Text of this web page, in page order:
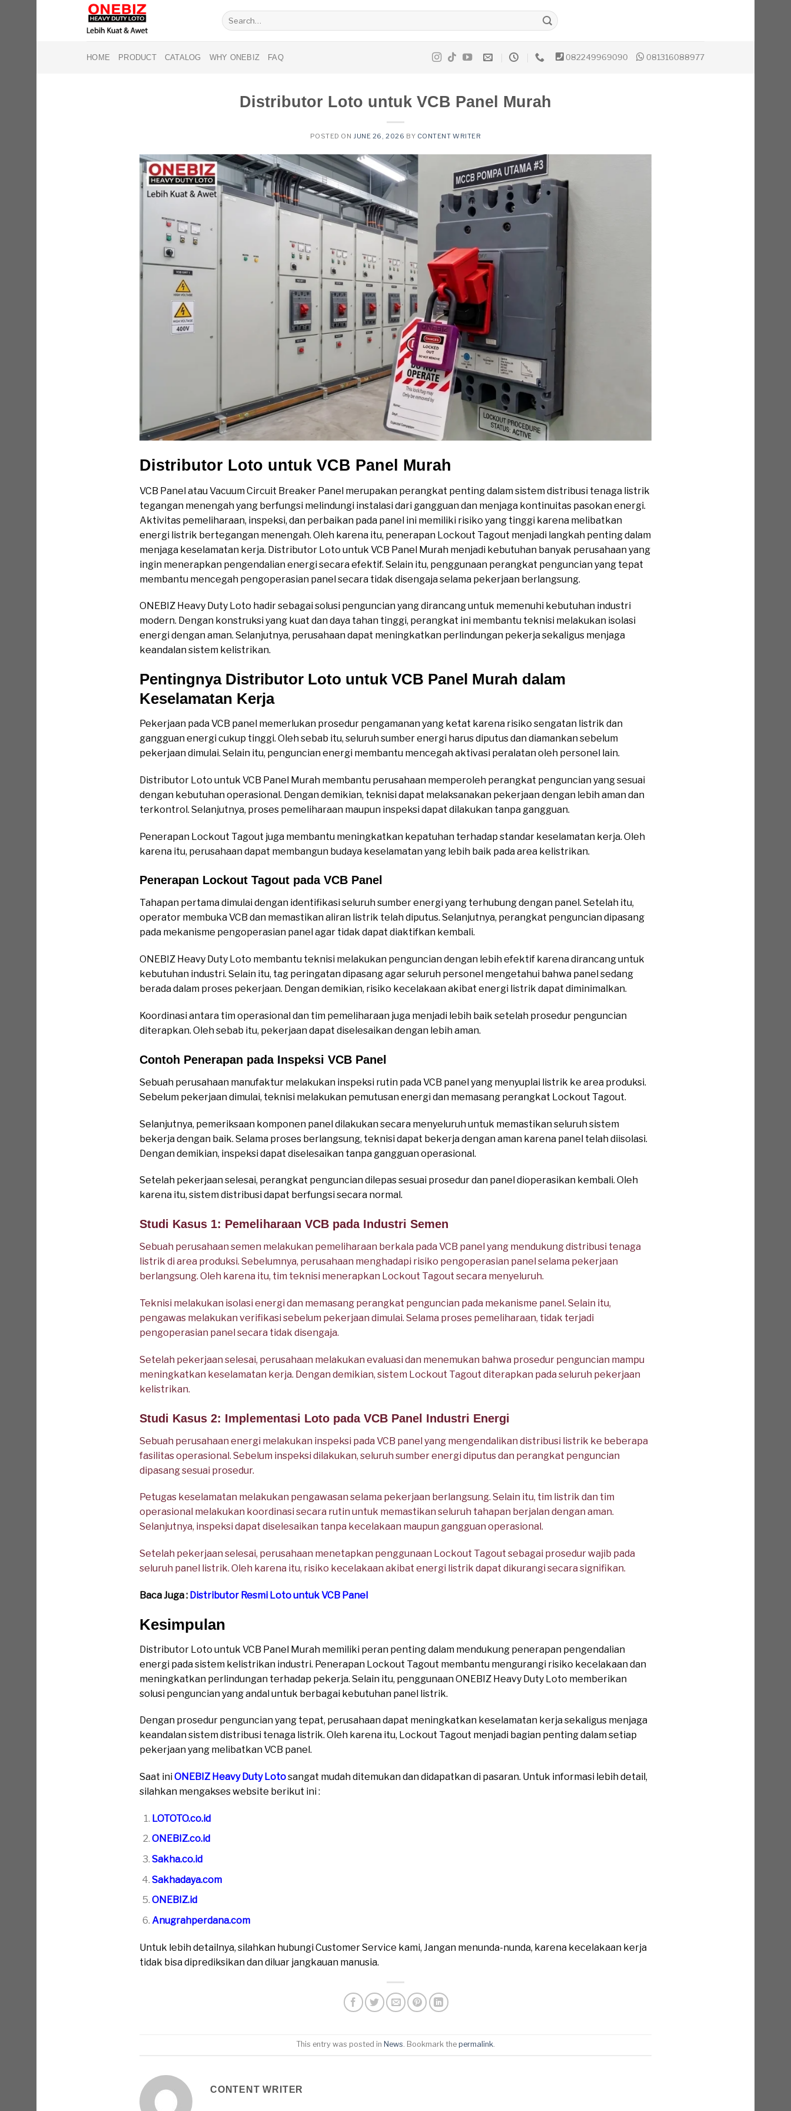
Search
for:
HOME PRODUCT CATALOG WHY ONEBIZ FAQ 082249969090 081316088977
Distributor Loto untuk VCB Panel Murah
POSTED ON JUNE 26, 2026 BY CONTENT WRITER
Distributor Loto untuk VCB Panel Murah
VCB Panel atau Vacuum Circuit Breaker Panel merupakan perangkat penting dalam sistem distribusi tenaga listrik
tegangan menengah yang berfungsi melindungi instalasi dari gangguan dan menjaga kontinuitas pasokan energi.
Aktivitas pemeliharaan, inspeksi, dan perbaikan pada panel ini memiliki risiko yang tinggi karena melibatkan
energi listrik bertegangan menengah. Oleh karena itu, penerapan Lockout Tagout menjadi langkah penting dalam
menjaga keselamatan kerja. Distributor Loto untuk VCB Panel Murah menjadi kebutuhan banyak perusahaan yang
ingin menerapkan pengendalian energi secara efektif. Selain itu, penggunaan perangkat penguncian yang tepat
membantu mencegah pengoperasian panel secara tidak disengaja selama pekerjaan berlangsung.
ONEBIZ Heavy Duty Loto hadir sebagai solusi penguncian yang dirancang untuk memenuhi kebutuhan industri
modern. Dengan konstruksi yang kuat dan daya tahan tinggi, perangkat ini membantu teknisi melakukan isolasi
energi dengan aman. Selanjutnya, perusahaan dapat meningkatkan perlindungan pekerja sekaligus menjaga
keandalan sistem kelistrikan.
Pentingnya Distributor Loto untuk VCB Panel Murah dalam
Keselamatan Kerja
Pekerjaan pada VCB panel memerlukan prosedur pengamanan yang ketat karena risiko sengatan listrik dan
gangguan energi cukup tinggi. Oleh sebab itu, seluruh sumber energi harus diputus dan diamankan sebelum
pekerjaan dimulai. Selain itu, penguncian energi membantu mencegah aktivasi peralatan oleh personel lain.
Distributor Loto untuk VCB Panel Murah membantu perusahaan memperoleh perangkat penguncian yang sesuai
dengan kebutuhan operasional. Dengan demikian, teknisi dapat melaksanakan pekerjaan dengan lebih aman dan
terkontrol. Selanjutnya, proses pemeliharaan maupun inspeksi dapat dilakukan tanpa gangguan.
Penerapan Lockout Tagout juga membantu meningkatkan kepatuhan terhadap standar keselamatan kerja. Oleh
karena itu, perusahaan dapat membangun budaya keselamatan yang lebih baik pada area kelistrikan.
Penerapan Lockout Tagout pada VCB Panel
Tahapan pertama dimulai dengan identifikasi seluruh sumber energi yang terhubung dengan panel. Setelah itu,
operator membuka VCB dan memastikan aliran listrik telah diputus. Selanjutnya, perangkat penguncian dipasang
pada mekanisme pengoperasian panel agar tidak dapat diaktifkan kembali.
ONEBIZ Heavy Duty Loto membantu teknisi melakukan penguncian dengan lebih efektif karena dirancang untuk
kebutuhan industri. Selain itu, tag peringatan dipasang agar seluruh personel mengetahui bahwa panel sedang
berada dalam proses pekerjaan. Dengan demikian, risiko kecelakaan akibat energi listrik dapat diminimalkan.
Koordinasi antara tim operasional dan tim pemeliharaan juga menjadi lebih baik setelah prosedur penguncian
diterapkan. Oleh sebab itu, pekerjaan dapat diselesaikan dengan lebih aman.
Contoh Penerapan pada Inspeksi VCB Panel
Sebuah perusahaan manufaktur melakukan inspeksi rutin pada VCB panel yang menyuplai listrik ke area produksi.
Sebelum pekerjaan dimulai, teknisi melakukan pemutusan energi dan memasang perangkat Lockout Tagout.
Selanjutnya, pemeriksaan komponen panel dilakukan secara menyeluruh untuk memastikan seluruh sistem
bekerja dengan baik. Selama proses berlangsung, teknisi dapat bekerja dengan aman karena panel telah diisolasi.
Dengan demikian, inspeksi dapat diselesaikan tanpa gangguan operasional.
Setelah pekerjaan selesai, perangkat penguncian dilepas sesuai prosedur dan panel dioperasikan kembali. Oleh
karena itu, sistem distribusi dapat berfungsi secara normal.
Studi Kasus 1: Pemeliharaan VCB pada Industri Semen
Sebuah perusahaan semen melakukan pemeliharaan berkala pada VCB panel yang mendukung distribusi tenaga
listrik di area produksi. Sebelumnya, perusahaan menghadapi risiko pengoperasian panel selama pekerjaan
berlangsung. Oleh karena itu, tim teknisi menerapkan Lockout Tagout secara menyeluruh.
Teknisi melakukan isolasi energi dan memasang perangkat penguncian pada mekanisme panel. Selain itu,
pengawas melakukan verifikasi sebelum pekerjaan dimulai. Selama proses pemeliharaan, tidak terjadi
pengoperasian panel secara tidak disengaja.
Setelah pekerjaan selesai, perusahaan melakukan evaluasi dan menemukan bahwa prosedur penguncian mampu
meningkatkan keselamatan kerja. Dengan demikian, sistem Lockout Tagout diterapkan pada seluruh pekerjaan
kelistrikan.
Studi Kasus 2: Implementasi Loto pada VCB Panel Industri Energi
Sebuah perusahaan energi melakukan inspeksi pada VCB panel yang mengendalikan distribusi listrik ke beberapa
fasilitas operasional. Sebelum inspeksi dilakukan, seluruh sumber energi diputus dan perangkat penguncian
dipasang sesuai prosedur.
Petugas keselamatan melakukan pengawasan selama pekerjaan berlangsung. Selain itu, tim listrik dan tim
operasional melakukan koordinasi secara rutin untuk memastikan seluruh tahapan berjalan dengan aman.
Selanjutnya, inspeksi dapat diselesaikan tanpa kecelakaan maupun gangguan operasional.
Setelah pekerjaan selesai, perusahaan menetapkan penggunaan Lockout Tagout sebagai prosedur wajib pada
seluruh panel listrik. Oleh karena itu, risiko kecelakaan akibat energi listrik dapat dikurangi secara signifikan.
Baca Juga : Distributor Resmi Loto untuk VCB Panel
Kesimpulan
Distributor Loto untuk VCB Panel Murah memiliki peran penting dalam mendukung penerapan pengendalian
energi pada sistem kelistrikan industri. Penerapan Lockout Tagout membantu mengurangi risiko kecelakaan dan
meningkatkan perlindungan terhadap pekerja. Selain itu, penggunaan ONEBIZ Heavy Duty Loto memberikan
solusi penguncian yang andal untuk berbagai kebutuhan panel listrik.
Dengan prosedur penguncian yang tepat, perusahaan dapat meningkatkan keselamatan kerja sekaligus menjaga
keandalan sistem distribusi tenaga listrik. Oleh karena itu, Lockout Tagout menjadi bagian penting dalam setiap
pekerjaan yang melibatkan VCB panel.
Saat iniONEBIZ Heavy Duty Lotosangat mudah ditemukan dan didapatkan di pasaran. Untuk informasi lebih detail,
silahkan mengakses website berikut ini :
LOTOTO.co.id
ONEBIZ.co.id
Sakha.co.id
Sakhadaya.com
ONEBIZ.id
Anugrahperdana.com
Untuk lebih detailnya, silahkan hubungi Customer Service kami, Jangan menunda-nunda, karena kecelakaan kerja
tidak bisa diprediksikan dan diluar jangkauan manusia.
This entry was posted in News. Bookmark the permalink.
CONTENT WRITER